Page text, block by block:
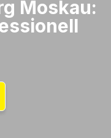
Moskau: